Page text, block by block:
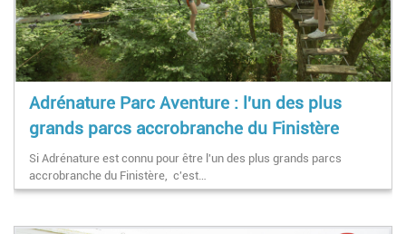
Adrénature Parc Aventure : l'un des plus
grands parcs accrobranche du Finistère
Si Adrénature est connu pour être l'un des plus grands parcs
accrobranche du Finistère, c'est…